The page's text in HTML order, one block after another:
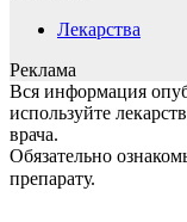
Лекарства
Реклама
Вся информация
используйте
врача.
Обязательно
препарату.